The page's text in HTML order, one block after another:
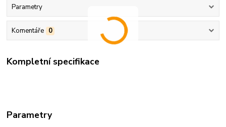
Parametry
Komentáře 0
Kompletní specifikace
Parametry